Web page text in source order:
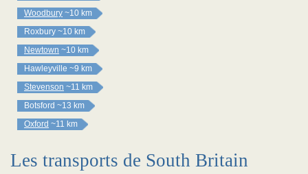
Woodbury ~10 km
Roxbury ~10 km
Newtown ~10 km
Hawleyville ~9 km
Stevenson ~11 km
Botsford ~13 km
Oxford ~11 km
Les transports de South Britain